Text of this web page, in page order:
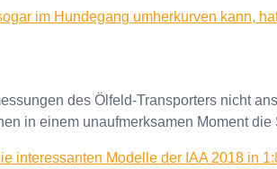
im Hundegang umherkurven kann,
des Ölfeld-Transporters nicht
in einem unaufmerksamen Moment
interessanten Modelle der IAA 2018 in